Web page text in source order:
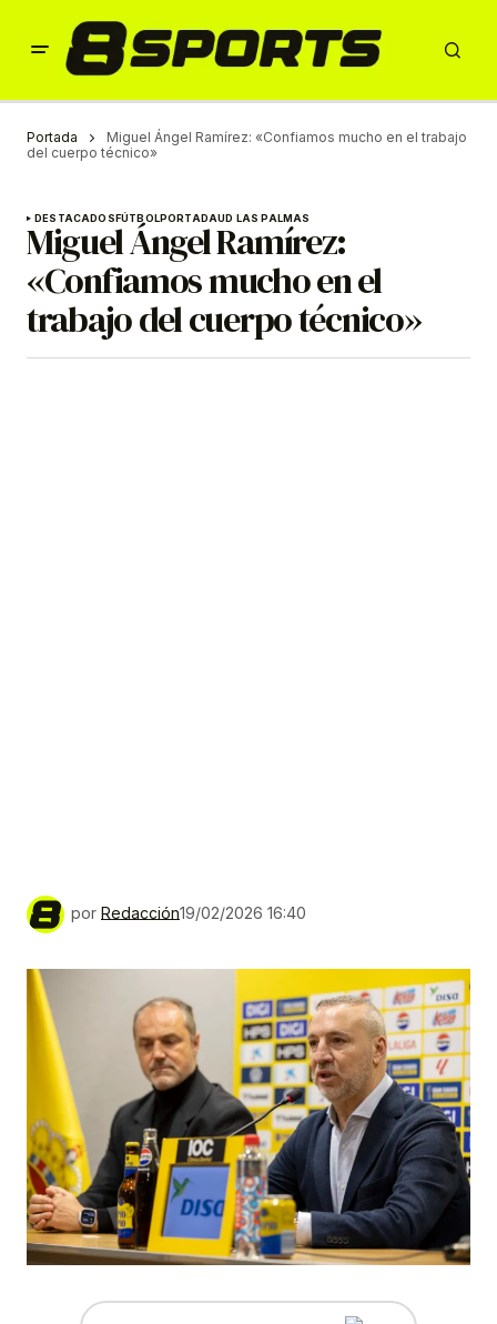
Portada
Miguel Ángel Ramírez: «Confiamos mucho en el trabajo
del cuerpo técnico»
DESTACADOSFÚTBOLPORTADAUD LAS PALMAS
Miguel Ángel Ramírez:
«Confiamos mucho en el
trabajo del cuerpo técnico»
por Redacción19/02/2026 16:40